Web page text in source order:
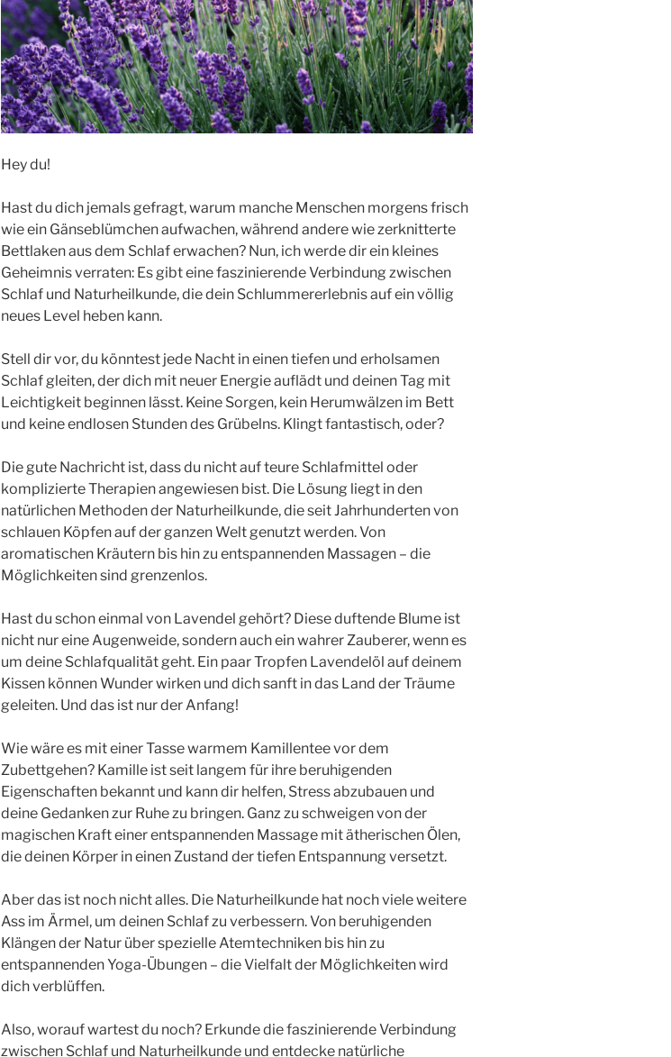
Hey du!
Hast du dich jemals gefragt, warum manche Menschen morgens frisch
wie ein Gänseblümchen aufwachen, während andere wie zerknitterte
Bettlaken aus dem Schlaf erwachen? Nun, ich werde dir ein kleines
Geheimnis verraten: Es gibt eine faszinierende Verbindung zwischen
Schlaf und Naturheilkunde, die dein Schlummererlebnis auf ein völlig
neues Level heben kann.
Stell dir vor, du könntest jede Nacht in einen tiefen und erholsamen
Schlaf gleiten, der dich mit neuer Energie auflädt und deinen Tag mit
Leichtigkeit beginnen lässt. Keine Sorgen, kein Herumwälzen im Bett
und keine endlosen Stunden des Grübelns. Klingt fantastisch, oder?
Die gute Nachricht ist, dass du nicht auf teure Schlafmittel oder
komplizierte Therapien angewiesen bist. Die Lösung liegt in den
natürlichen Methoden der Naturheilkunde, die seit Jahrhunderten von
schlauen Köpfen auf der ganzen Welt genutzt werden. Von
aromatischen Kräutern bis hin zu entspannenden Massagen – die
Möglichkeiten sind grenzenlos.
Hast du schon einmal von Lavendel gehört? Diese duftende Blume ist
nicht nur eine Augenweide, sondern auch ein wahrer Zauberer, wenn es
um deine Schlafqualität geht. Ein paar Tropfen Lavendelöl auf deinem
Kissen können Wunder wirken und dich sanft in das Land der Träume
geleiten. Und das ist nur der Anfang!
Wie wäre es mit einer Tasse warmem Kamillentee vor dem
Zubettgehen? Kamille ist seit langem für ihre beruhigenden
Eigenschaften bekannt und kann dir helfen, Stress abzubauen und
deine Gedanken zur Ruhe zu bringen. Ganz zu schweigen von der
magischen Kraft einer entspannenden Massage mit ätherischen Ölen,
die deinen Körper in einen Zustand der tiefen Entspannung versetzt.
Aber das ist noch nicht alles. Die Naturheilkunde hat noch viele weitere
Ass im Ärmel, um deinen Schlaf zu verbessern. Von beruhigenden
Klängen der Natur über spezielle Atemtechniken bis hin zu
entspannenden Yoga-Übungen – die Vielfalt der Möglichkeiten wird
dich verblüffen.
Also, worauf wartest du noch? Erkunde die faszinierende Verbindung
zwischen Schlaf und Naturheilkunde und entdecke natürliche